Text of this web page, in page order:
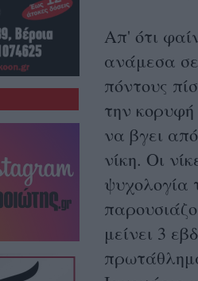
Απ' ότι
ανάμεσα
πόντους
την
να βγει
νίκη. Οι
ψυχολογία
μείνει 3